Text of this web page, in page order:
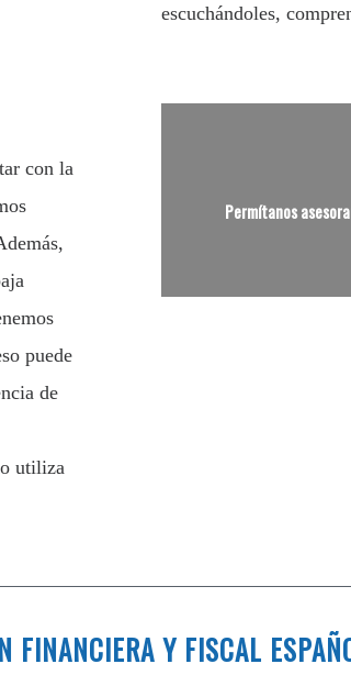
escuchándoles,
con la
puede
de
utiliza
Permítanos
FINANCIERA Y FISCAL